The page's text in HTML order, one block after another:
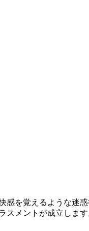
感を覚えるような迷
スメントが成立しま